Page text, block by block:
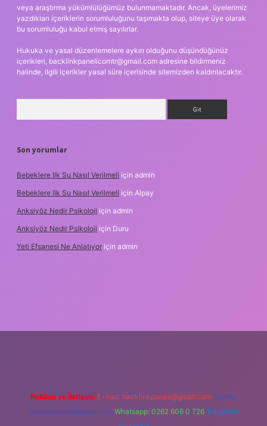
veya araştırma yükümlülüğümüz bulunmamaktadır. Ancak, üyelerimiz
yazdıkları içeriklerin sorumluluğunu taşımakta olup, siteye üye olarak
bu sorumluluğu kabul etmiş sayılırlar.
Hukuka ve yasal düzenlemelere aykırı olduğunu düşündüğünüz
içerikleri, backlinkpanelicomtr@gmail.com adresine bildirmeniz
halinde, ilgili içerikler yasal süre içerisinde sitemizden kaldırılacaktır.
Son yorumlar
Bebeklere Ilk Su Nasıl Verilmeli için admin
Bebeklere Ilk Su Nasıl Verilmeli için Alpay
Anksiyöz Nedir Psikoloji için admin
Anksiyöz Nedir Psikoloji için Duru
Yeti Efsanesi Ne Anlatıyor için admin
Reklam ve İletişim: E-mail: backlinkpaneli@gmail.com Teams:
forumhizmeti@gmail.com Whatsapp: 0262 606 0 726 Telegram: